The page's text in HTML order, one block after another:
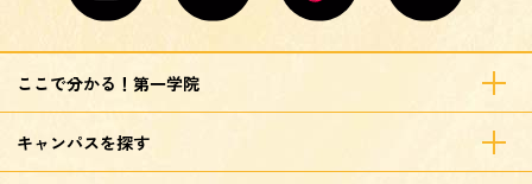
ここで分かる！第一学院
キャンパスを探す